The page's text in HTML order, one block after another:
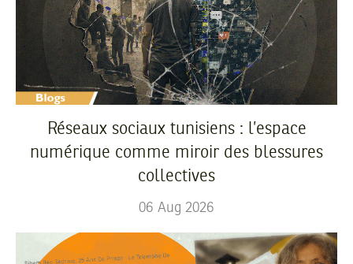
Réseaux sociaux tunisiens : l’espace
numérique comme miroir des blessures
collectives
06 Aug 2026